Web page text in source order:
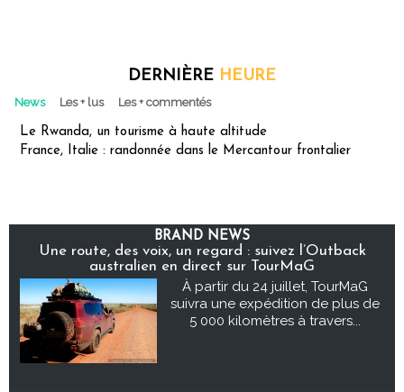
DERNIÈRE HEURE
News Les + lus Les + commentés
Le Rwanda, un tourisme à haute altitude
France, Italie : randonnée dans le Mercantour frontalier
BRAND NEWS
Une route, des voix, un regard : suivez l’Outback
australien en direct sur TourMaG
À partir du 24 juillet, TourMaG
suivra une expédition de plus de
5 000 kilomètres à travers...